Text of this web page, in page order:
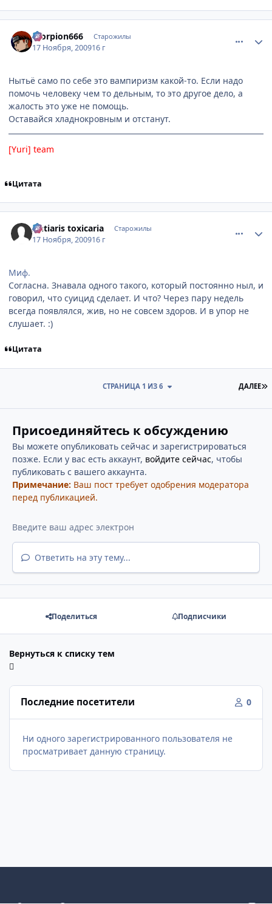
scorpion666 Старожилы
17 Ноября, 200916 г
Нытьё само по себе это вампиризм какой-то. Если надо
помочь человеку чем то дельным, то это другое дело, а
жалость это уже не помощь.
Оставайся хладнокровным и отстанут.
[Yuri] team
Цитата
Antiaris toxicaria Старожилы
17 Ноября, 200916 г
Миф.
Согласна. Знавала одного такого, который постоянно ныл, и
говорил, что суицид сделает. И что? Через пару недель
всегда появлялся, жив, но не совсем здоров. И в упор не
слушает. :)
Цитата
ДАЛЕЕ
СТРАНИЦА 1 ИЗ 6
Присоединяйтесь к обсуждению
Вы можете опубликовать сейчас и зарегистрироваться
позже. Если у вас есть аккаунт, войдите сейчас, чтобы
публиковать с вашего аккаунта.
Примечание: Ваш пост требует одобрения модератора
перед публикацией.
Ответить на эту тему...
Поделиться Подписчики
Вернуться к списку тем
Последние посетители 0
Ни одного зарегистрированного пользователя не
просматривает данную страницу.
Светлый режим
Темный режим
Как в системе